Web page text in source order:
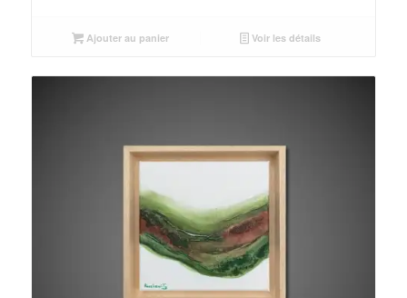
Ajouter au panier Voir les détails